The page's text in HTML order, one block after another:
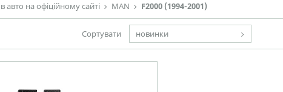
на офіційному сайті MAN F2000 (1994-2001)
Сортувати новинки